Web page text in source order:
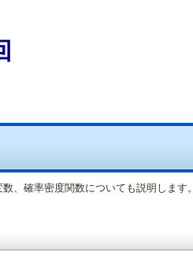
、確率密度関数についても説明します。